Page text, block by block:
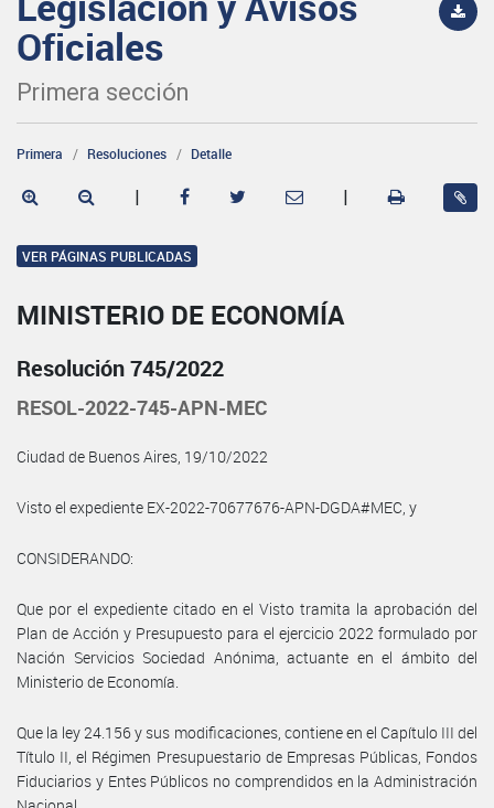
Oficiales
Primera sección
Primera Resoluciones Detalle
| |
VER PÁGINAS PUBLICADAS
MINISTERIO DE ECONOMÍA
Resolución 745/2022
RESOL-2022-745-APN-MEC
Ciudad de Buenos Aires, 19/10/2022
Visto el expediente EX-2022-70677676-APN-DGDA#MEC, y
CONSIDERANDO:
Que por el expediente citado en el Visto tramita la aprobación del
Plan de Acción y Presupuesto para el ejercicio 2022 formulado por
Nación Servicios Sociedad Anónima, actuante en el ámbito del
Ministerio de Economía.
Que la ley 24.156 y sus modificaciones, contiene en el Capítulo III del
Título II, el Régimen Presupuestario de Empresas Públicas, Fondos
Fiduciarios y Entes Públicos no comprendidos en la Administración